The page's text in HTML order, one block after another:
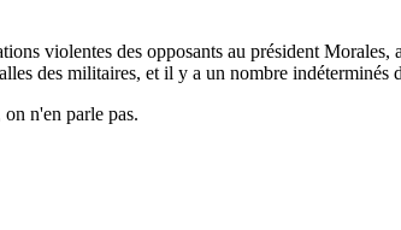
violentes des opposants au président
des militaires, et il y a un nombre indéterminés
n'en parle pas.